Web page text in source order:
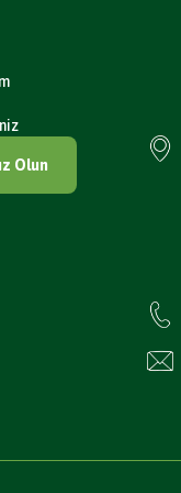
Olun